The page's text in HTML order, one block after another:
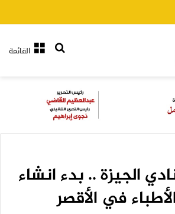
القائمةبحث عن
الجيزة .. بدء انشاء
في الأقصر